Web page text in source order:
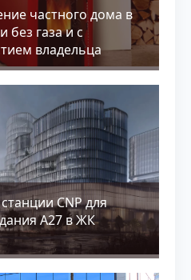
частного дома в
без газа и с
владельца
CNP для
А27 в ЖК